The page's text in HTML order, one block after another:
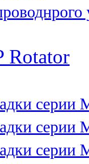
Rotator
серии
серии
серии